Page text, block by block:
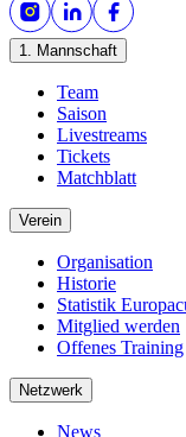
1. Mannschaft
Team
Saison
Livestreams
Tickets
Matchblatt
Verein
Organisation
Historie
Statistik
Mitglied werden
Offenes Training
Netzwerk
News